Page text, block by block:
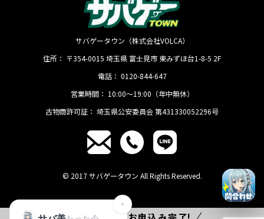
サバゲータウン（株式会社VOLCA）
住所： 〒354-0015 埼玉県 富士見市 東みずほ台1-8-5 2F
電話： 0120-844-647
営業時間： 10:00〜19:00（年中無休）
古物商許可証： 埼玉県公安委員会 第431330052296号
© 2017 サバゲータウン All Rights Reserved.